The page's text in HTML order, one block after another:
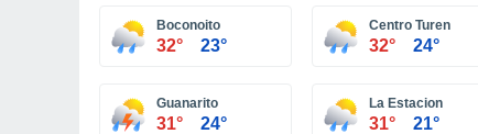
Boconoito
32° 23°
Centro Turen
32° 24°
Guanarito
31° 24°
La Estacion
31° 21°